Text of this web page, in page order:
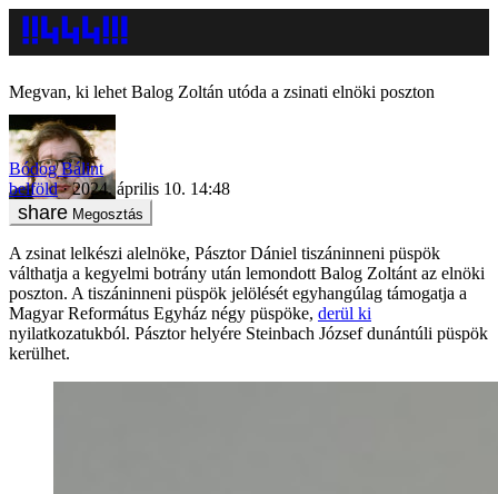
Megvan, ki lehet Balog Zoltán utóda a zsinati elnöki poszton
Bódog Bálint
belföld
2024. április 10. 14:48
Megosztás
A zsinat lelkészi alelnöke, Pásztor Dániel tiszáninneni püspök
válthatja a kegyelmi botrány után lemondott Balog Zoltánt az elnöki
poszton. A tiszáninneni püspök jelölését egyhangúlag támogatja a
Magyar Református Egyház négy püspöke, derül ki
nyilatkozatukból. Pásztor helyére Steinbach József dunántúli püspök
kerülhet.